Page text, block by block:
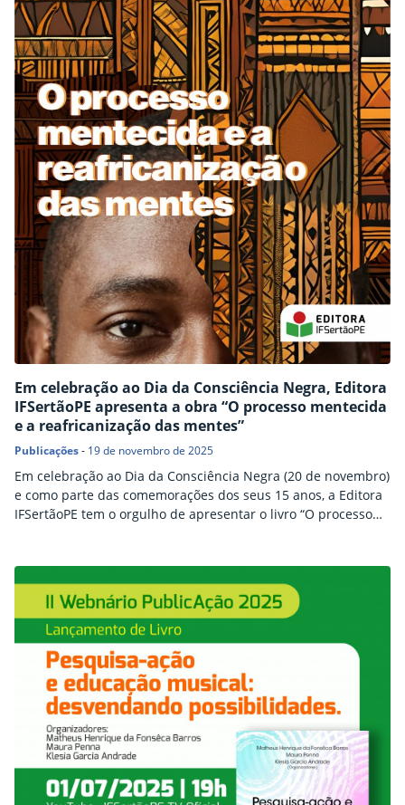
Em celebração ao Dia da Consciência Negra, Editora
IFSertãoPE apresenta a obra “O processo mentecida
e a reafricanização das mentes”
Publicações- 19 de novembro de 2025
Em celebração ao Dia da Consciência Negra (20 de novembro)
e como parte das comemorações dos seus 15 anos, a Editora
IFSertãoPE tem o orgulho de apresentar o livro “O processo
Letras da Universidade da Integração Internacional da
Lusofonia AfroBrasileira – UNILAB. A…